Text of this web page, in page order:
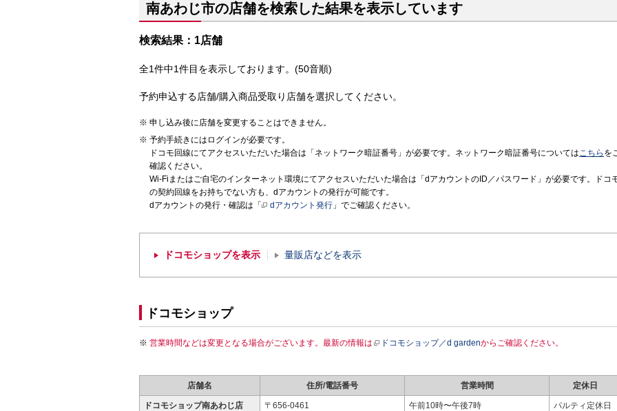
南あわじ市の店舗を検索した結果を表示しています
検索結果：1店舗
全1件中1件目を表示しております。(50音順)
予約申込する店舗/購入商品受取り店舗を選択してください。
申し込み後に店舗を変更することはできません。
予約手続きにはログインが必要です。
ドコモ回線にてアクセスいただいた場合は「ネットワーク暗証番号」が必要です。ネットワーク暗証番号についてはこちら を
確認ください。
Wi-Fiまたはご自宅のインターネット環境にてアクセスいただいた場合は「dアカウントのID／パスワード」が必要です。ドコ
の契約回線をお持ちでない方も、dアカウントの発行が可能です。
dアカウントの発行・確認は「
dアカウント発行 」でご確認ください。
ドコモショップを表示 量販店などを表示
ドコモショップ
営業時間などは変更となる場合がございます。最新の情報は ドコモショップ／d gardenからご確認ください。
店舗名 住所/電話番号 営業時間 定休日
ドコモショップ南あわじ店
〒656-0461
午前10時〜午後7時
パルティ定休日